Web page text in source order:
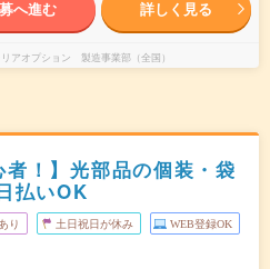
へ進む 詳しく見る
アオプション 製造事業部（全国）
者！】光部品の個装・袋
払いOK
り 土日祝日が休み WEB登録OK